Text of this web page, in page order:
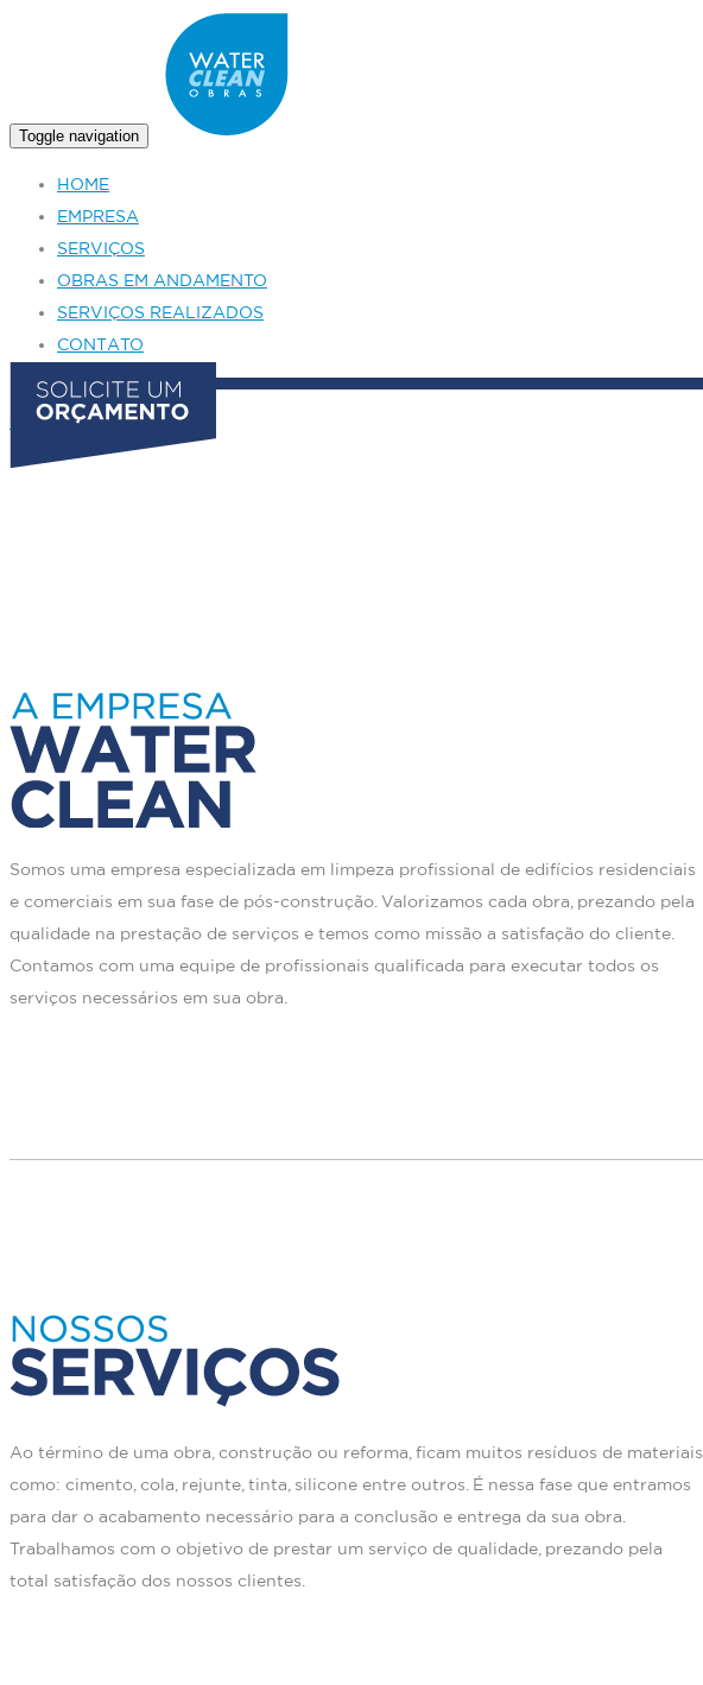
Toggle navigation
HOME
EMPRESA
SERVIÇOS
OBRAS EM ANDAMENTO
SERVIÇOS REALIZADOS
CONTATO
Somos uma empresa especializada em limpeza profissional de edifícios residenciais
e comerciais em sua fase de pós-construção. Valorizamos cada obra, prezando pela
qualidade na prestação de serviços e temos como missão a satisfação do cliente.
Contamos com uma equipe de profissionais qualificada para executar todos os
serviços necessários em sua obra.
Ao término de uma obra, construção ou reforma, ficam muitos resíduos de materiais
como: cimento, cola, rejunte, tinta, silicone entre outros. É nessa fase que entramos
para dar o acabamento necessário para a conclusão e entrega da sua obra.
Trabalhamos com o objetivo de prestar um serviço de qualidade, prezando pela
total satisfação dos nossos clientes.